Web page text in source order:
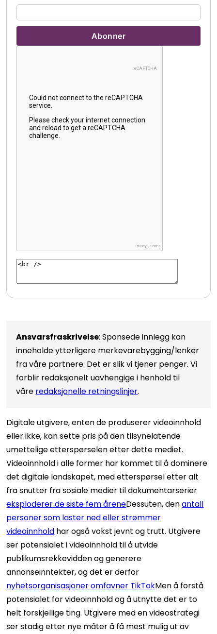
Ansvarsfraskrivelse: Sponsede innlegg kan
inneholde ytterligere merkevarebygging/lenker
fra våre partnere. Det er slik vi tjener penger. Vi
forblir redaksjonelt uavhengige i henhold til
våre redaksjonelle retningslinjer.
Digitale utgivere, enten de produserer videoinnhold
eller ikke, kan sette pris på den tilsynelatende
umettelige etterspørselen etter dette mediet.
Videoinnhold i alle former har kommet til å dominere
det digitale landskapet, med etterspørsel etter alt
fra snutter fra sosiale medier til dokumentarserier
eksploderer de siste fem åreneDessuten, denantall
personer som laster ned eller strømmer
videoinnhold har også vokst jevnt og trutt. Utgivere
ser potensialet i videoinnhold til å utvide
publikumsrekkevidden og generere
annonseinntekter, og det er derfor
nyhetsorganisasjoner omfavner TikTokMen å forstå
potensialet for videoinnhold og å utnytte det er to
helt forskjellige ting. Utgivere med en videostrategi
ser stadig etter nye måter å få mest mulig ut av